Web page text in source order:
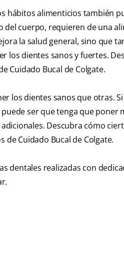
hábitos alimenticios también
del cuerpo, requieren de una
la salud general, sino que
los dientes sanos y fuertes.
Cuidado Bucal de Colgate.
los dientes sanos que otras.
puede ser que tenga que poner
Descubra cómo
de Cuidado Bucal de Colgate.
dentales realizadas con